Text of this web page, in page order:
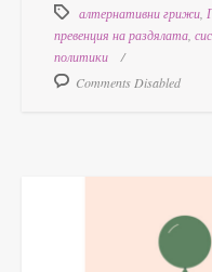
алтернативни грижи
превенция на раздялата
политики
Comments Disabled